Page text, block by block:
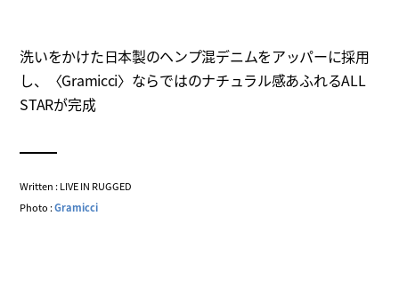
洗いをかけた日本製のヘンプ混デニムをアッパーに採用
し、〈Gramicci〉ならではのナチュラル感あふれるALL
STARが完成
Written : LIVE IN RUGGED
Photo :Gramicci